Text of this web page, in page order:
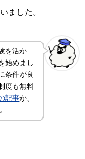
ました。
を活か
始めまし
条件が良
度も無料
記事か、